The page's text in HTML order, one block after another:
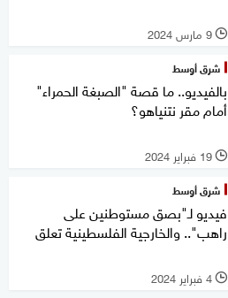
l 9 مارس 2024
شرق أوسط
بالفيديو.. ما قصة "الصبغة الحمراء"
أمام مقر نتنياهو؟
l 19 فبراير 2024
شرق أوسط
فيديو لـ"بصق مستوطنين على
راهب".. والخارجية الفلسطينية تعلق
l 4 فبراير 2024